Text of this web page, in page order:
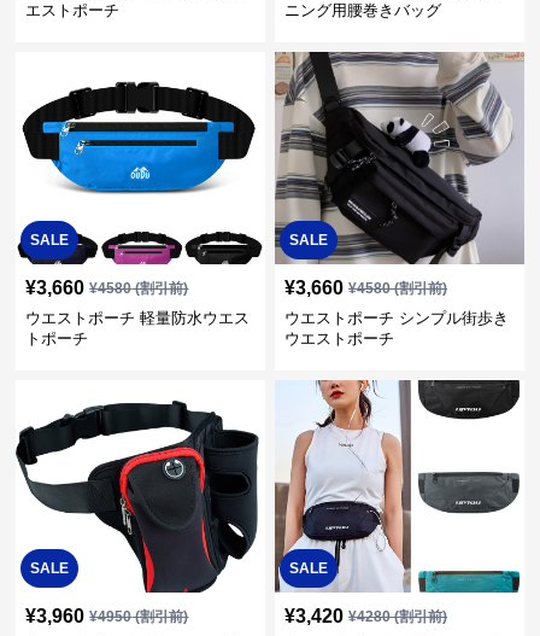
エストポーチ
ニング用腰巻きバッグ
SALE
¥3,660 ¥4580(割引前)
ウエストポーチ 軽量防水ウエス
トポーチ
SALE
¥3,660 ¥4580(割引前)
ウエストポーチ シンプル街歩き
ウエストポーチ
SALE
¥3,960 ¥4950(割引前)
SALE
¥3,420 ¥4280(割引前)